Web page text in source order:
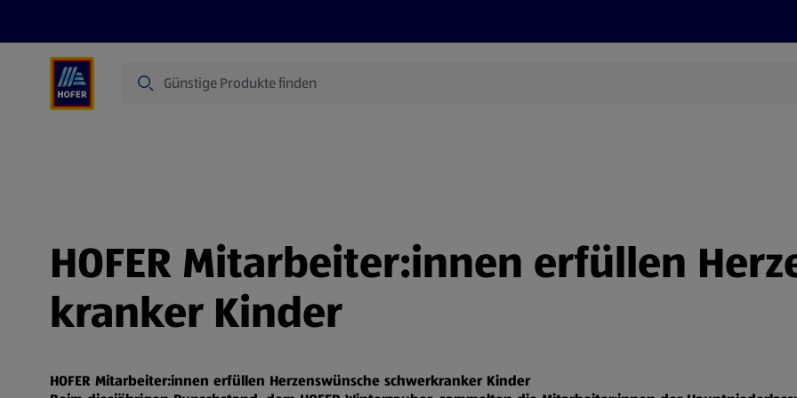
HOFER Mitarbeiter:innen erfüllen
kranker Kinder
HOFER Mitarbeiter:innen erfüllen Herzenswünsche schwerkranker Kinder